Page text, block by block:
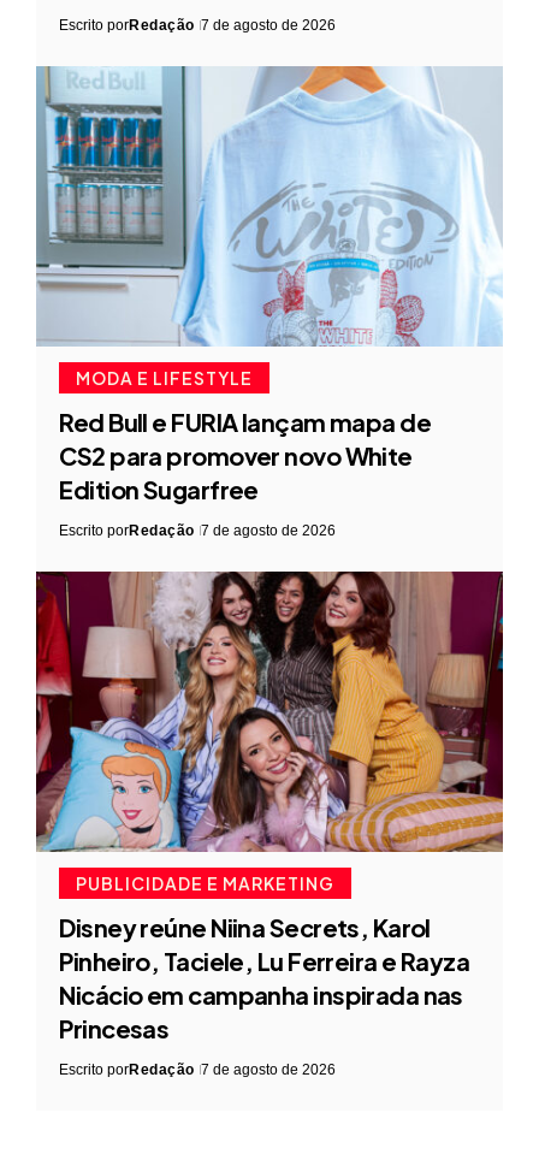
Escrito porRedação 7 de agosto de 2026
MODA E LIFESTYLE
Red Bull e FURIA lançam mapa de
CS2 para promover novo White
Edition Sugarfree
Escrito porRedação 7 de agosto de 2026
PUBLICIDADE E MARKETING
Disney reúne Niina Secrets, Karol
Pinheiro, Taciele, Lu Ferreira e Rayza
Nicácio em campanha inspirada nas
Princesas
Escrito porRedação 7 de agosto de 2026